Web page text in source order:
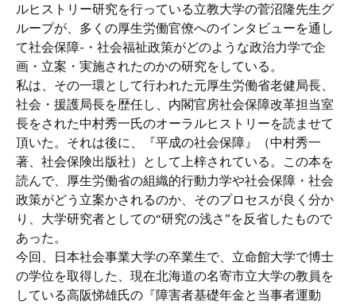
ルヒストリー研究を行っている立教大学の菅沼隆先生グ
ループが、多くの厚生労働官僚へのインタビューを通し
て社会保障-・社会福祉政策がどのような政治力学で企
画・立案・実施されたのかの研究をしている。
私は、その一環として行われた元厚生労働省老健局長、
社会・援護局長を歴任し、内閣官房社会保障改革担当室
長をされた中村秀一氏のオーラルヒストリーを読ませて
頂いた。それは後に、『平成の社会保障』（中村秀一
著、社会保険出版社）として上梓されている。この本を
読んで、厚生労働省の組織的行動力学や社会保障・社会
政策がどう立案かされるのか、そのプロセスが良く分か
り、大学研究者としての“研究の浅さ”を反省したもので
あった。
今回、日本社会事業大学の卒業生で、立命館大学で博士
の学位を取得した、現在北海道の名寄市立大学の教員を
している高阪悌雄氏の『障害者基礎年金と当事者運動